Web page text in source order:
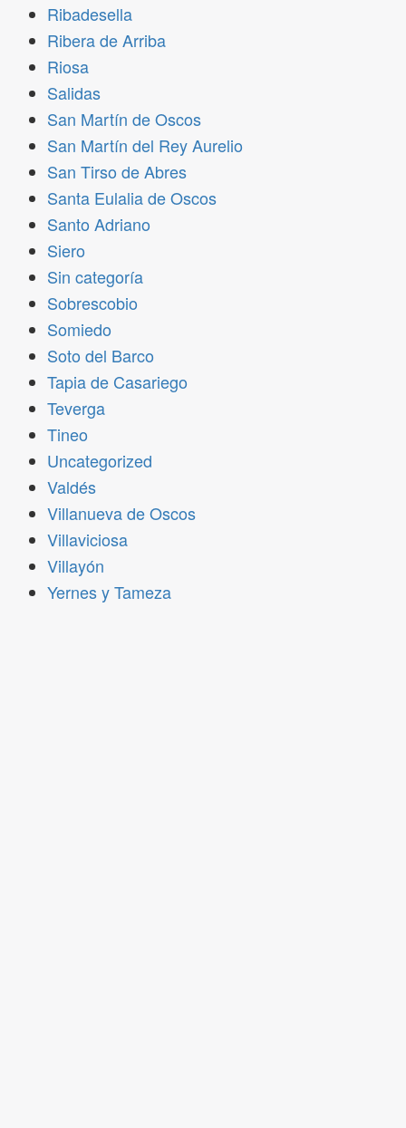
Ribadesella
Ribera de Arriba
Riosa
Salidas
San Martín de Oscos
San Martín del Rey Aurelio
San Tirso de Abres
Santa Eulalia de Oscos
Santo Adriano
Siero
Sin categoría
Sobrescobio
Somiedo
Soto del Barco
Tapia de Casariego
Teverga
Tineo
Uncategorized
Valdés
Villanueva de Oscos
Villaviciosa
Villayón
Yernes y Tameza